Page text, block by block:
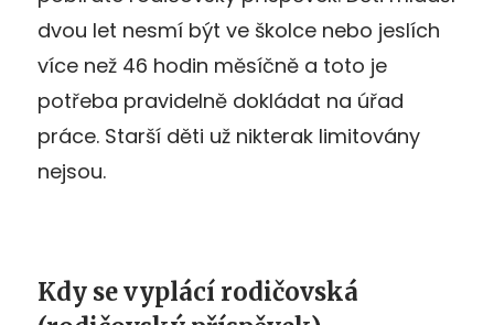
dvou let nesmí být ve školce nebo jeslích
více než 46 hodin měsíčně a toto je
potřeba pravidelně dokládat na úřad
práce. Starší děti už nikterak limitovány
nejsou.
Kdy se vyplácí rodičovská